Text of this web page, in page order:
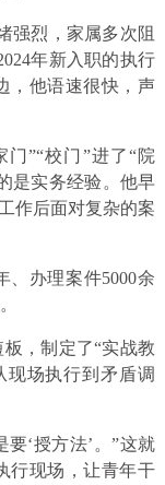
强烈，家属多次阻
年新入职的执行
，他语速很快，声
”“校门”进了“院
是实务经验。他早
作后面对复杂的案
、办理案件5000余
，制定了“实战教
现场执行到矛盾调
要‘授方法’。”这就
行现场，让青年干